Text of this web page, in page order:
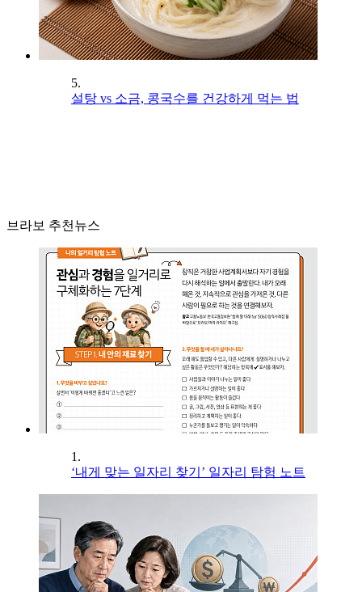
5.
설탕 vs 소금, 콩국수를 건강하게 먹는 법
브라보 추천뉴스
1.
‘내게 맞는 일자리 찾기’ 일자리 탐험 노트